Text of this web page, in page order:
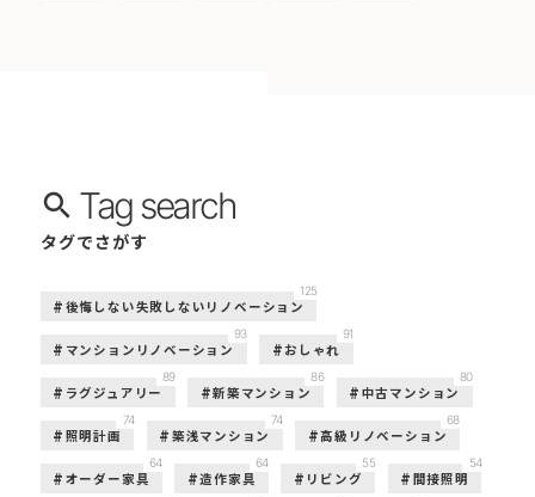
Tag search
タグでさがす
後悔しない失敗しないリノベーション
125
マンションリノベーション
93
おしゃれ
91
ラグジュアリー
89
新築マンション
86
中古マンション
80
照明計画
74
築浅マンション
74
高級リノベーション
68
オーダー家具
64
造作家具
64
リビング
55
間接照明
54